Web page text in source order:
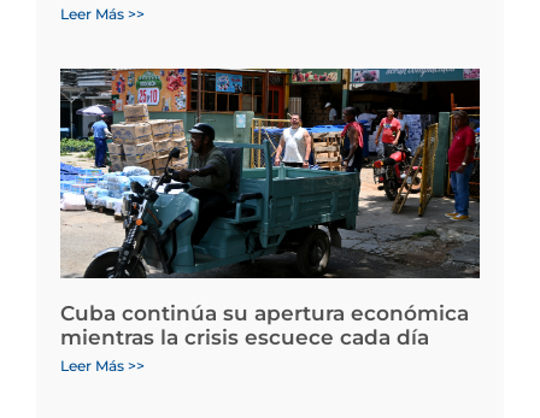
Leer Más >>
Cuba continúa su apertura económica
mientras la crisis escuece cada día
Leer Más >>